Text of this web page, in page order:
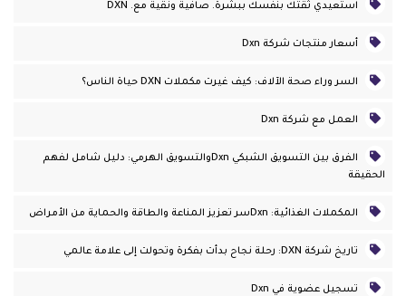
استعيدي ثقتك بنفسك ببشرة. صافية ونقية مع. DXN
أسعار منتجات شركة Dxn
السر وراء صحة الآلاف: كيف غيرت مكملات DXN حياة الناس؟
العمل مع شركة Dxn
الفرق بين التسويق الشبكي Dxnوالتسويق الهرمي: دليل شامل لفهم
الحقيقة
المكملات الغذائية: Dxnسر تعزيز المناعة والطاقة والحماية من الأمراض
تاريخ شركة DXN: رحلة نجاح بدأت بفكرة وتحولت إلى علامة عالمي
تسجيل عضوية في Dxn